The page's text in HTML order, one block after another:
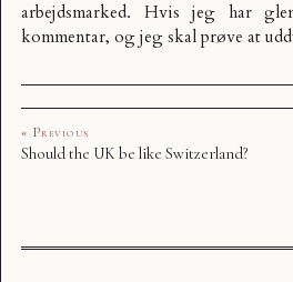
arbejdsmarked. Hvis jeg har
kommentar, og jeg skal prøve at
« Previous
Should the UK be like Switzerland?